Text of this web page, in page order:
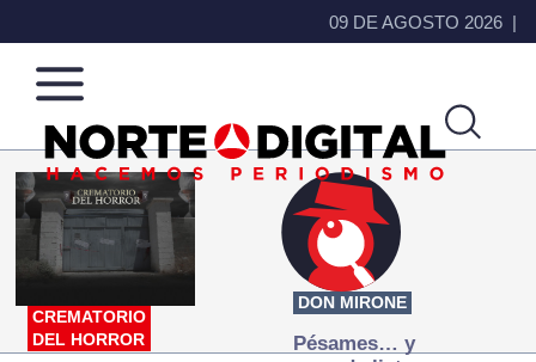
09 DE AGOSTO 2026
Norte
de
Ciudad
Más
que
noticias,
hacemos periodismo
CREMATORIO
DEL HORROR
DON MIRONE
Pésames… y